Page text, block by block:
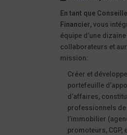
En tant que
Financier, vous
équipe d’une
collaborateurs et
mission:
Créer et
portefeuille
d’affaires,
professionnels de
l’immobilier
promoteurs, CGP,